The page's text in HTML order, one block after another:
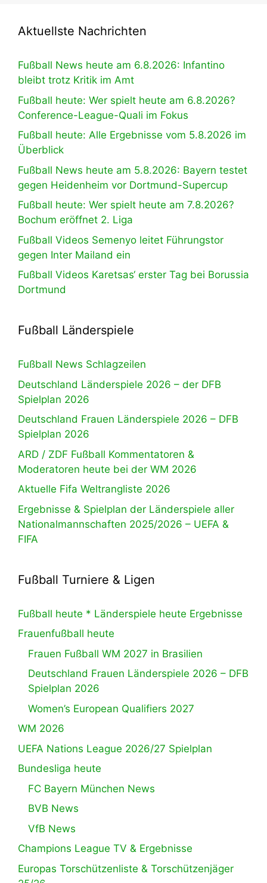
Aktuellste Nachrichten
Fußball News heute am 6.8.2026: Infantino
bleibt trotz Kritik im Amt
Fußball heute: Wer spielt heute am 6.8.2026?
Conference-League-Quali im Fokus
Fußball heute: Alle Ergebnisse vom 5.8.2026 im
Überblick
Fußball News heute am 5.8.2026: Bayern testet
gegen Heidenheim vor Dortmund-Supercup
Fußball heute: Wer spielt heute am 7.8.2026?
Bochum eröffnet 2. Liga
Fußball Videos Semenyo leitet Führungstor
gegen Inter Mailand ein
Fußball Videos Karetsas‘ erster Tag bei Borussia
Dortmund
Fußball Länderspiele
Fußball News Schlagzeilen
Deutschland Länderspiele 2026 – der DFB
Spielplan 2026
Deutschland Frauen Länderspiele 2026 – DFB
Spielplan 2026
ARD / ZDF Fußball Kommentatoren &
Moderatoren heute bei der WM 2026
Aktuelle Fifa Weltrangliste 2026
Ergebnisse & Spielplan der Länderspiele aller
Nationalmannschaften 2025/2026 – UEFA &
FIFA
Fußball Turniere & Ligen
Fußball heute * Länderspiele heute Ergebnisse
Frauenfußball heute
Frauen Fußball WM 2027 in Brasilien
Deutschland Frauen Länderspiele 2026 – DFB
Spielplan 2026
Women’s European Qualifiers 2027
WM 2026
UEFA Nations League 2026/27 Spielplan
Bundesliga heute
FC Bayern München News
BVB News
VfB News
Champions League TV & Ergebnisse
Europas Torschützenliste & Torschützenjäger